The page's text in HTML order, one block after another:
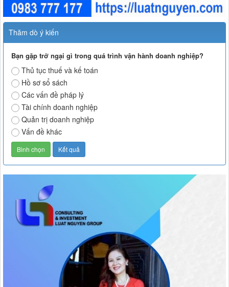
Thăm dò ý kiến
Bạn gặp trở ngại gì trong quá trình vận hành doanh nghiệp?
Thủ tục thuế và kế toán
Hồ sơ sổ sách
Các vấn đề pháp lý
Tài chính doanh nghiệp
Quản trị doanh nghiệp
Vấn đề khác